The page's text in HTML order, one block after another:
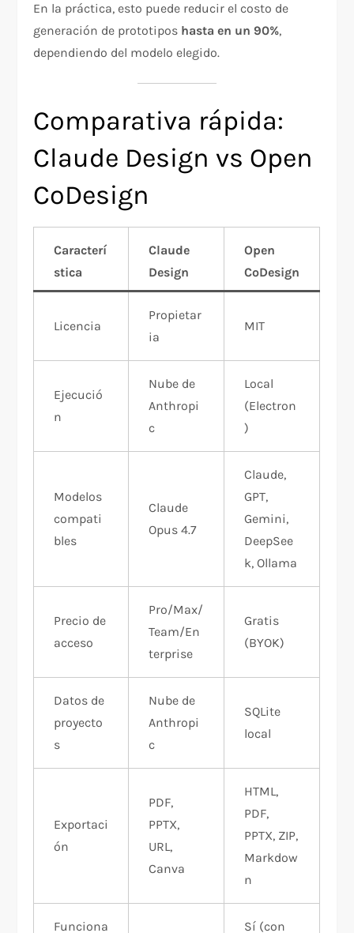
En la práctica, esto puede reducir el costo de
generación de prototipos hasta en un 90%,
dependiendo del modelo elegido.
Comparativa rápida:
Claude Design vs Open
CoDesign
Caracterí
stica
Claude
Design
Open
CoDesign
Licencia
Propietar
ia
MIT
Ejecució
n
Nube de
Anthropi
c
Local
(Electron
)
Modelos
compati
bles
Claude
Opus 4.7
Claude,
GPT,
Gemini,
DeepSee
k, Ollama
Precio de
acceso
Pro/Max/
Team/En
terprise
Gratis
(BYOK)
Datos de
proyecto
s
Nube de
Anthropi
c
SQLite
local
Exportaci
ón
PDF,
PPTX,
URL,
Canva
HTML,
PDF,
PPTX, ZIP,
Markdow
n
Funciona Sí (con